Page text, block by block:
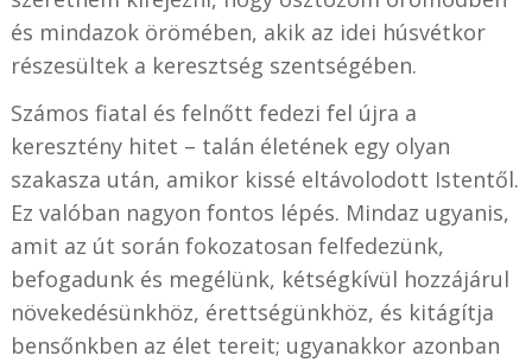
és mindazok örömében, akik az idei húsvétkor
részesültek a keresztség szentségében.
Számos fiatal és felnőtt fedezi fel újra a
keresztény hitet – talán életének egy olyan
szakasza után, amikor kissé eltávolodott Istentől.
Ez valóban nagyon fontos lépés. Mindaz ugyanis,
amit az út során fokozatosan felfedezünk,
befogadunk és megélünk, kétségkívül hozzájárul
növekedésünkhöz, érettségünkhöz, és kitágítja
bensőnkben az élet tereit; ugyanakkor azonban